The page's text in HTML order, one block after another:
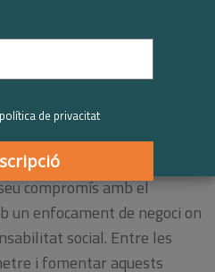
a Barcelona.
compartiran les seves
"
membre de
compromís amb el
un enfocament de negoci on
social. Entre les
i fomentar aquests
de privacitat